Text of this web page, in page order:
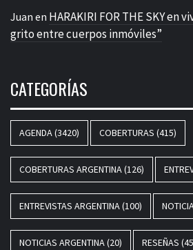
Juan en HARAKIRI FOR THE SKY en
grito entre cuerpos inmóviles”
CATEGORÍAS
AGENDA(3420) COBERTURAS (415)
COBERTURAS ARGENTINA(126)
ENTREVISTAS ARGENTINA(100)
NOTICIAS ARGENTINA(20) RESEÑAS